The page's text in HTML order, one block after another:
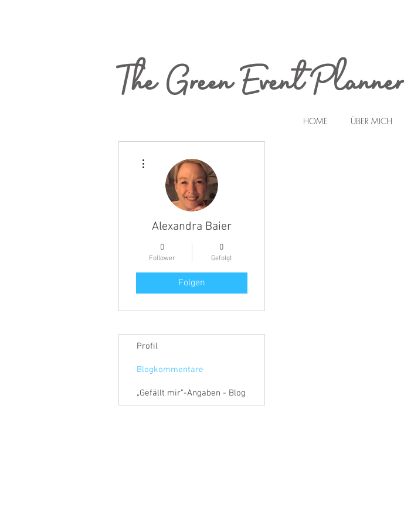
The Green Event Planner
HOME ÜBER MICH
Alexandra Baier
0
Follower
0
Gefolgt
Folgen
Profil
Blogkommentare
„Gefällt mir”-Angaben - Blog